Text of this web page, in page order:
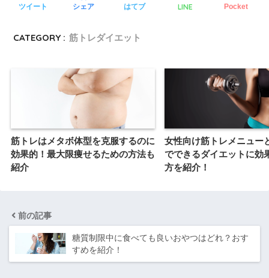
ツイート シェア はてブ LINE Pocket
CATEGORY : 筋トレダイエット
筋トレはメタボ体型を克服するのに
効果的！最大限痩せるための方法も
紹介
女性向け筋トレメニュー
でできるダイエットに効
方を紹介！
前の記事
糖質制限中に食べても良いおやつはどれ？おす
すめを紹介！